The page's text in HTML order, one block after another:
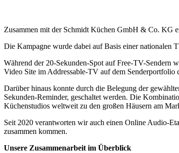
Zusammen mit der Schmidt Küchen GmbH & Co. KG
Die Kampagne wurde dabei auf Basis einer nationalen
Während der 20-Sekunden-Spot auf Free-TV-
Video Site im Addressable-TV auf dem
Darüber hinaus konnte durch die Belegung der
Sekunden-Reminder, geschaltet werden. Die
Küchenstudios weltweit zu den großen Häusern am
Seit 2020 verantworten wir auch einen Online Audio-
zusammen kommen.
Unsere Zusammenarbeit im Überblick